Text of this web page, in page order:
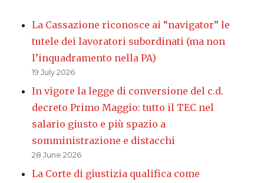
La Cassazione riconosce ai “navigator” le
tutele dei lavoratori subordinati (ma non
l’inquadramento nella PA)
19 July 2026
In vigore la legge di conversione del c.d.
decreto Primo Maggio: tutto il TEC nel
salario giusto e più spazio a
somministrazione e distacchi
28 June 2026
La Corte di giustizia qualifica come